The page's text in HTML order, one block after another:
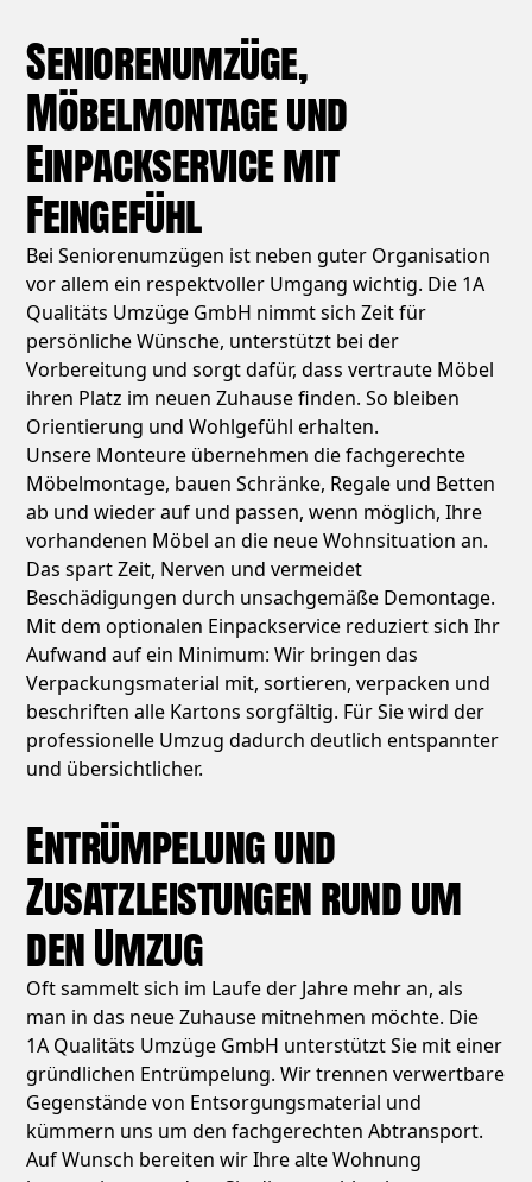
Seniorenumzüge,
Möbelmontage und
Einpackservice mit
Feingefühl
Bei Seniorenumzügen ist neben guter Organisation
vor allem ein respektvoller Umgang wichtig. Die 1A
Qualitäts Umzüge GmbH nimmt sich Zeit für
persönliche Wünsche, unterstützt bei der
Vorbereitung und sorgt dafür, dass vertraute Möbel
ihren Platz im neuen Zuhause finden. So bleiben
Orientierung und Wohlgefühl erhalten.
Unsere Monteure übernehmen die fachgerechte
Möbelmontage, bauen Schränke, Regale und Betten
ab und wieder auf und passen, wenn möglich, Ihre
vorhandenen Möbel an die neue Wohnsituation an.
Das spart Zeit, Nerven und vermeidet
Beschädigungen durch unsachgemäße Demontage.
Mit dem optionalen Einpackservice reduziert sich Ihr
Aufwand auf ein Minimum: Wir bringen das
Verpackungsmaterial mit, sortieren, verpacken und
beschriften alle Kartons sorgfältig. Für Sie wird der
professionelle Umzug dadurch deutlich entspannter
und übersichtlicher.
Entrümpelung und
Zusatzleistungen rund um
den Umzug
Oft sammelt sich im Laufe der Jahre mehr an, als
man in das neue Zuhause mitnehmen möchte. Die
1A Qualitäts Umzüge GmbH unterstützt Sie mit einer
gründlichen Entrümpelung. Wir trennen verwertbare
Gegenstände von Entsorgungsmaterial und
kümmern uns um den fachgerechten Abtransport.
Auf Wunsch bereiten wir Ihre alte Wohnung